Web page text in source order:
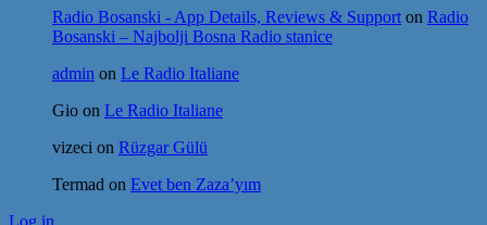
Radio Bosanski - App Details, Reviews & Support on Radio
Bosanski – Najbolji Bosna Radio stanice
admin on Le Radio Italiane
Gio on Le Radio Italiane
vizeci on Rüzgar Gülü
Termad on Evet ben Zaza’yım
Log in